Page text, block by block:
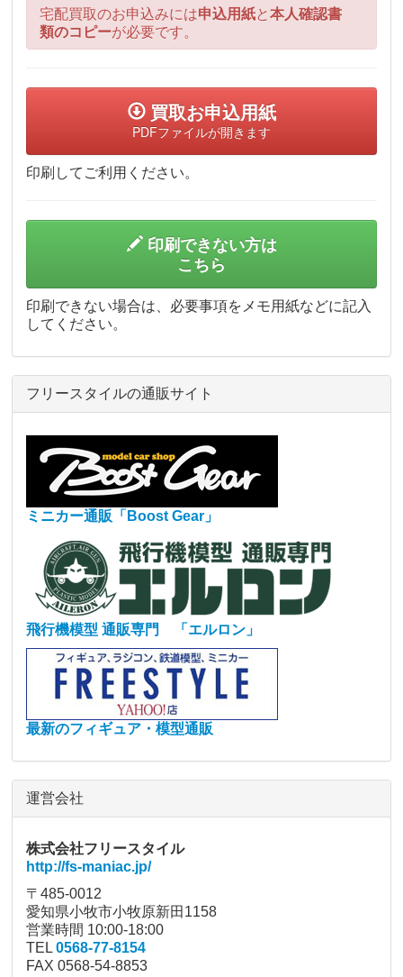
宅配買取のお申込みには申込用紙と本人確認書
類のコピーが必要です。
買取お申込用紙
PDFファイルが開きます
印刷してご利用ください。
印刷できない方は
こちら
印刷できない場合は、必要事項をメモ用紙などに記入
してください。
フリースタイルの通販サイト
ミニカー通販「Boost Gear」
飛行機模型 通販専門 「エルロン」
最新のフィギュア・模型通販
運営会社
株式会社フリースタイル
http://fs-maniac.jp/
〒485-0012
愛知県小牧市小牧原新田1158
営業時間 10:00-18:00
TEL0568-77-8154
FAX 0568-54-8853